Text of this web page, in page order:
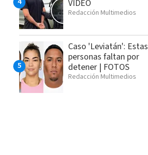
VIDEO
Redacción Multimedios
Caso 'Leviatán': Estas
personas faltan por
detener | FOTOS
Redacción Multimedios